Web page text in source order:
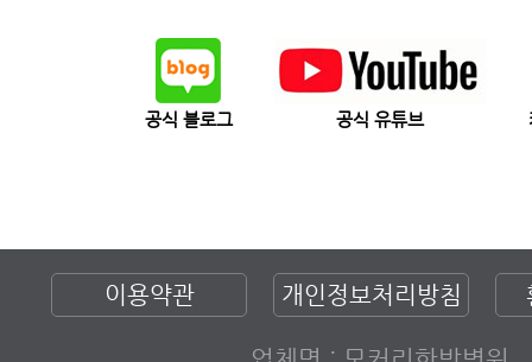
공식 블로그 공식 유튜브
이용약관 개인정보처리방침